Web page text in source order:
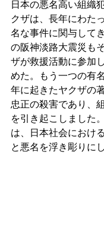
日本の悪名高い組織
クザは、長年にわた
名な事件に関与して
の阪神淡路大震災も
ザが救援活動に参加
めた。もう一つの有
年に起きたヤクザの
忠正の殺害であり、
を引き起こしました
は、日本社会におけ
と悪名を浮き彫りに